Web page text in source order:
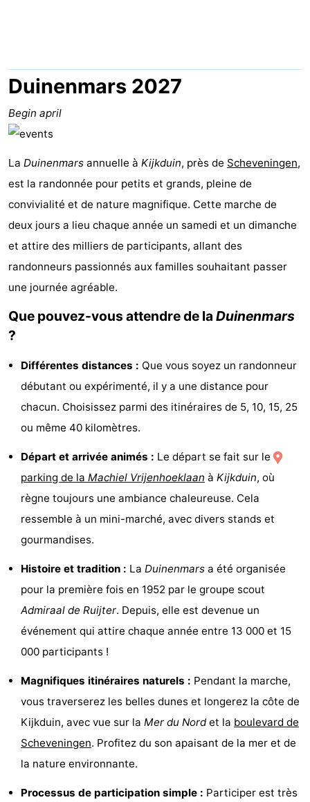
Kijkduin
Hôtels
Last
minutes
Plages
et
Lieux
d'intérêt
Musées
-
Monuments
Points
vue
Attractions
Croisières
Divertissement
Terrains
jeux
-
Aires
jeux
intérieures
Villages
villes
Nature
Visites
guidées
Sports
Faire
vélo
Terrains
golf
Surfen
Peche
Sportive
Equitation
Boire
Duinenmars 2027
Begin april
La Duinenmars annuelle à Kijkduin, près de Scheveningen,
est la randonnée pour petits et grands, pleine de
convivialité et de nature magnifique. Cette marche de
deux jours a lieu chaque année un samedi et un dimanche
et attire des milliers de participants, allant des
randonneurs passionnés aux familles souhaitant passer
une journée agréable.
Que pouvez-vous attendre de la Duinenmars
?
Différentes distances : Que vous soyez un randonneur
débutant ou expérimenté, il y a une distance pour
chacun. Choisissez parmi des itinéraires de 5, 10, 15, 25
ou même 40 kilomètres.
Départ et arrivée animés : Le départ se fait sur le
parking de la Machiel Vrijenhoeklaan à Kijkduin, où
règne toujours une ambiance chaleureuse. Cela
ressemble à un mini-marché, avec divers stands et
gourmandises.
Histoire et tradition : La Duinenmars a été organisée
pour la première fois en 1952 par le groupe scout
Admiraal de Ruijter. Depuis, elle est devenue un
événement qui attire chaque année entre 13 000 et 15
000 participants !
Magnifiques itinéraires naturels : Pendant la marche,
vous traverserez les belles dunes et longerez la côte de
Kijkduin, avec vue sur la Mer du Nordet la boulevard de
Scheveningen. Profitez du son apaisant de la mer et de
la nature environnante.
Processus de participation simple : Participer est très